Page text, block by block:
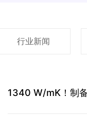
行业新闻
1340 W/mK！制